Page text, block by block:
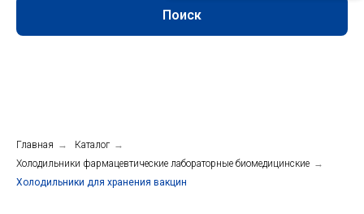
Поиск
Главная → Каталог →
Холодильники фармацевтические лабораторные биомедицинские →
Холодильники для хранения вакцин